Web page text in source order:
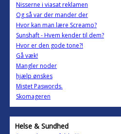
Nisserne i viasat reklamen
Og så var der mander der
Hvor kan man lære Screamo?
Sunshaft - Hvem kender til dem?
Hvor er den gode tone?!
Gå væk!
Mangler noder
hjælp ønskes
Mistet Paswords.
Skomageren
Helse & Sundhed